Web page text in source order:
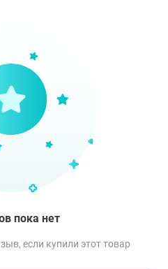
пока нет
если купили этот товар